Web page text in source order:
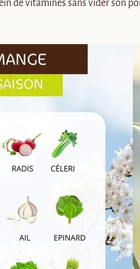
de vitamines sans vider son